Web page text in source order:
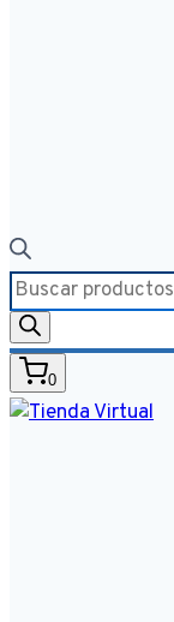
Búsqueda
de
productos
0